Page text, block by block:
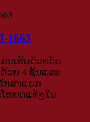
1663
ມ່ນເຮັດດ້ວຍວັດ
ວຍ 4 ຊັ້ນແລະ
ກສາແຍກ
ໂຫຍດແທ້ໆໃນ